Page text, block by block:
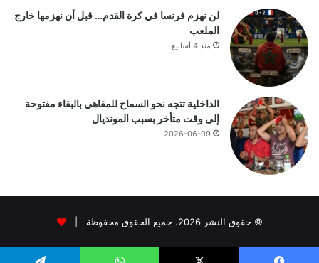
لن نهزم فرنسا في كرة القدم… قبل أن نهزمها خارج
الملعب
منذ 4 أسابيع
الداخلية تتجه نحو السماح للمقاهي بالبقاء مفتوحة
إلى وقت متأخر بسبب المونديال
2026-06-09
© حقوق النشر 2026، جميع الحقوق محفوظة |